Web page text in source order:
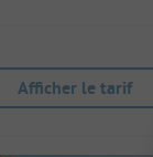
Afficher le tarif